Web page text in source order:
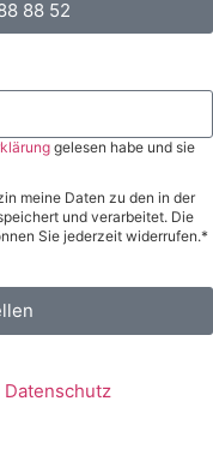
88 52
gelesen habe und sie
meine Daten zu den in der
und verarbeitet. Die
Sie jederzeit widerrufen.*
Datenschutz